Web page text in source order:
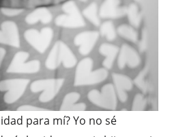
para mí? Yo no sé